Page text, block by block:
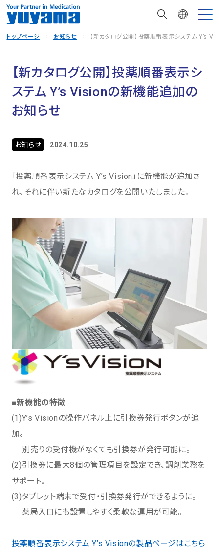
トップページ お知らせ 【新カタログ公開】投薬順番表示システム Y’s
【新カタログ公開】投薬順番表示シ
ステム Y’s Visionの新機能追加の
お知らせ
お知らせ 2024.10.25
「投薬順番表示システム Y’s Vision」に新機能が追加さ
れ、それに伴い新たなカタログを公開いたしました。
■新機能の特徴
(1)Y’s Visionの操作パネル上に引換券発行ボタンが追
加。
別売りの受付機がなくても引換券が発行可能に。
(2)引換券に最大8個の管理項目を設定でき、調剤業務を
サポート。
(3)タブレット端末で受付・引換券発行ができるように。
薬局入口にも設置しやすく柔軟な運用が可能。
投薬順番表示システム Y’s Visionの製品ページはこちら